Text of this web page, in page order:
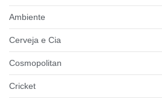
Ambiente
Cerveja e Cia
Cosmopolitan
Cricket